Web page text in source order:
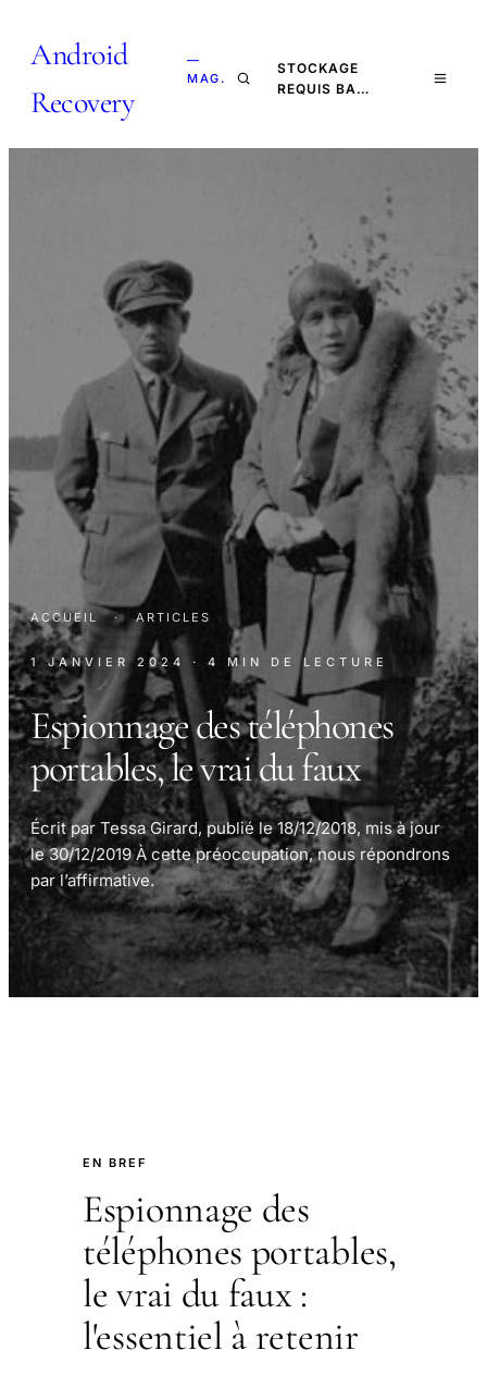
Android
Recovery
—
MAG.
STOCKAGE
REQUIS BA…
ACCUEIL · ARTICLES
1 JANVIER 2024 · 4 MIN DE LECTURE
Espionnage des téléphones
portables, le vrai du faux
Écrit par Tessa Girard, publié le 18/12/2018, mis à jour
le 30/12/2019 À cette préoccupation, nous répondrons
par l’affirmative.
EN BREF
Espionnage des
téléphones portables,
le vrai du faux :
l'essentiel à retenir